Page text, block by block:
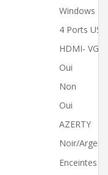
Windows
4 Ports
HDMI- VGA
Oui
Non
Oui
AZERTY
Noir/Argent
Enceintes